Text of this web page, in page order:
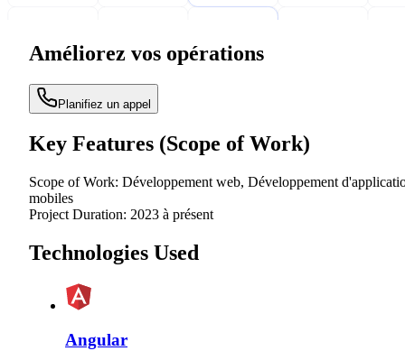
Améliorez vos opérations
Planifiez un appel
Key Features (Scope of Work)
Scope of Work: Développement web, Développement
mobiles
Project Duration: 2023 à présent
Technologies Used
Angular